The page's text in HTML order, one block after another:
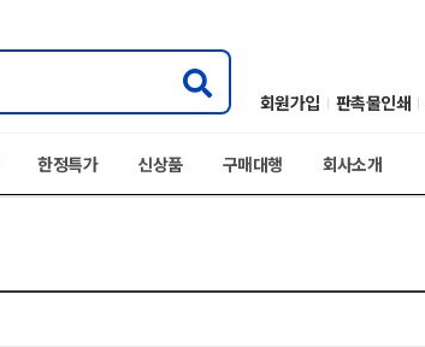
회원가입 판촉물인쇄
한정특가 신상품 구매대행 회사소개